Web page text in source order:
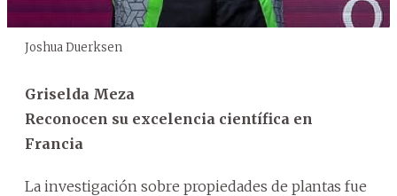
Joshua Duerksen
Griselda Meza
Reconocen su excelencia científica en
Francia
La investigación sobre propiedades de plantas fue